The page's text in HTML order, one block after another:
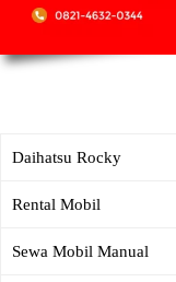
Daihatsu Rocky
Rental Mobil
Sewa Mobil Manual